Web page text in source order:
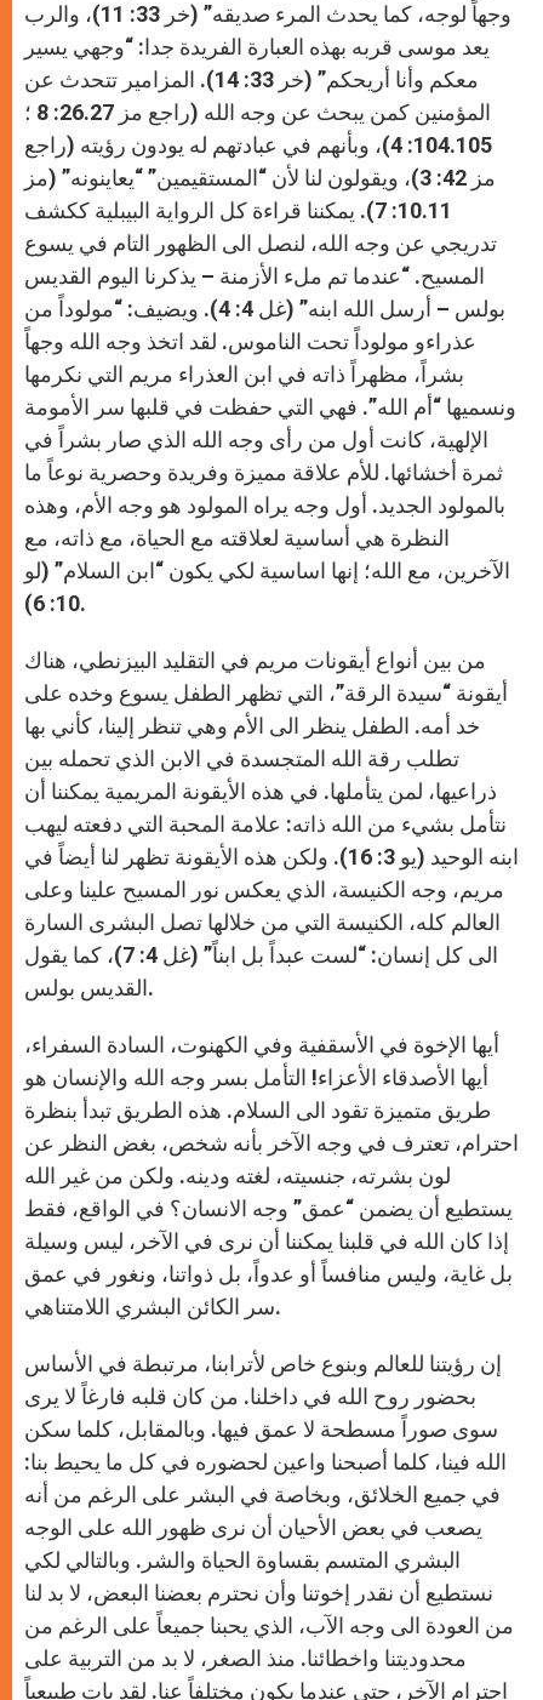
وجهاً لوجه، كما يحدث المرء صديقه” (خر 33: 11)، والرب
يعد موسى قربه بهذه العبارة الفريدة جدا: “وجهي يسير
معكم وأنا أريحكم” (خر 33: 14). المزامير تتحدث عن
المؤمنين كمن يبحث عن وجه الله (راجع مز 26.27: 8 ؛
104.105: 4)، وبأنهم في عبادتهم له يودون رؤيته (راجع
مز 42: 3)، ويقولون لنا لأن “المستقيمين” “يعاينونه” (مز
10.11: 7). يمكننا قراءة كل الرواية البيبلية ككشف
تدريجي عن وجه الله، لنصل الى الظهور التام في يسوع
المسيح. “عندما تم ملء الأزمنة – يذكرنا اليوم القديس
بولس – أرسل الله ابنه” (غل 4: 4). ويضيف: “مولوداً من
عذراءو مولوداً تحت الناموس. لقد اتخذ وجه الله وجهاً
بشراً، مظهراً ذاته في ابن العذراء مريم التي نكرمها
ونسميها “أم الله”. فهي التي حفظت في قلبها سر الأمومة
الإلهية، كانت أول من رأى وجه الله الذي صار بشراً في
ثمرة أخشائها. للأم علاقة مميزة وفريدة وحصرية نوعاً ما
بالمولود الجديد. أول وجه يراه المولود هو وجه الأم، وهذه
النظرة هي أساسية لعلاقته مع الحياة، مع ذاته، مع
الآخرين، مع الله؛ إنها اساسية لكي يكون “ابن السلام” (لو
10: 6).
من بين أنواع أيقونات مريم في التقليد البيزنطي، هناك
أيقونة “سيدة الرقة”، التي تظهر الطفل يسوع وخده على
خد أمه. الطفل ينظر الى الأم وهي تنظر إلينا، كأني بها
تطلب رقة الله المتجسدة في الابن الذي تحمله بين
ذراعيها، لمن يتأملها. في هذه الأيقونة المريمية يمكننا أن
نتأمل بشيء من الله ذاته: علامة المحبة التي دفعته ليهب
ابنه الوحيد (يو 3: 16). ولكن هذه الأيقونة تظهر لنا أيضاً في
مريم، وجه الكنيسة، الذي يعكس نور المسيح علينا وعلى
العالم كله، الكنيسة التي من خلالها تصل البشرى السارة
الى كل إنسان: “لست عبداً بل ابناً” (غل 4: 7)، كما يقول
القديس بولس.
أيها الإخوة في الأسقفية وفي الكهنوت، السادة السفراء،
أيها الأصدقاء الأعزاء! التأمل بسر وجه الله والإنسان هو
طريق متميزة تقود الى السلام. هذه الطريق تبدأ بنظرة
احترام، تعترف في وجه الآخر بأنه شخص، بغض النظر عن
لون بشرته، جنسيته، لغته ودينه. ولكن من غير الله
يستطيع أن يضمن “عمق” وجه الانسان؟ في الواقع، فقط
إذا كان الله في قلبنا يمكننا أن نرى في الآخر، ليس وسيلة
بل غاية، وليس منافساً أو عدواً، بل ذواتنا، ونغور في عمق
سر الكائن البشري اللامتناهي.
إن رؤيتنا للعالم وبنوع خاص لأترابنا، مرتبطة في الأساس
بحضور روح الله في داخلنا. من كان قلبه فارغاً لا يرى
سوى صوراً مسطحة لا عمق فيها. وبالمقابل، كلما سكن
الله فينا، كلما أصبحنا واعين لحضوره في كل ما يحيط بنا:
في جميع الخلائق، وبخاصة في البشر على الرغم من أنه
يصعب في بعض الأحيان أن نرى ظهور الله على الوجه
البشري المتسم بقساوة الحياة والشر. وبالتالي لكي
نستطيع أن نقدر إخوتنا وأن نحترم بعضنا البعض، لا بد لنا
من العودة الى وجه الآب، الذي يحبنا جميعاً على الرغم من
محدوديتنا واخطائنا. منذ الصغر، لا بد من التربية على
احترام الآخر، حتى عندما يكون مختلفاً عنا. لقد بات طبيعياً